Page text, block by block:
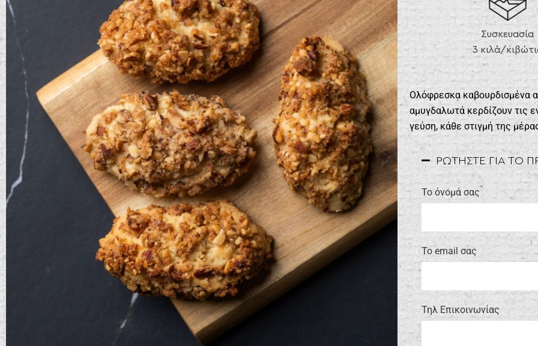
Συσκευασία
3 κιλά/
Ολόφρεσκα καβουρδισμένα
αμυγδαλωτά κερδίζουν τις
γεύση, κάθε στιγμή της
ΡΩΤΗΣΤΕ ΓΙΑ ΤΟ
Το όνομά σας
Το email σας
Τηλ Επικοινωνίας